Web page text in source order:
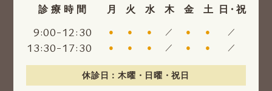
休診日：木曜・日曜・祝日
診療時間 月 火 水 木 金 土 日・祝
9:00-12:30 ● ● ● ／ ● ● ／
13:30-17:30 ● ● ● ／ ● ● ／